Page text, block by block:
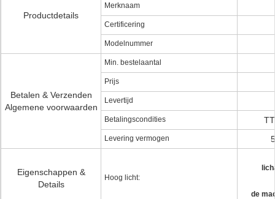
Productdetails
Merknaam
Certificering
Modelnummer
Betalen & Verzenden
Algemene voorwaarden
Min. bestelaantal
Prijs
Levertijd
Betalingscondities
Levering vermogen
Eigenschappen &
Details
Hoog licht:
de